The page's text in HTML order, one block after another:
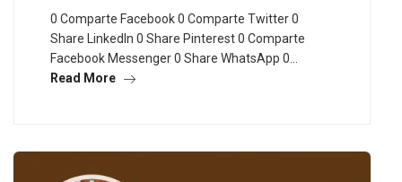
0 Comparte Facebook 0 Comparte Twitter 0
Share LinkedIn 0 Share Pinterest 0 Comparte
Facebook Messenger 0 Share WhatsApp 0…
Read More